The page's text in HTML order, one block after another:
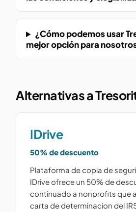
¿Cómo podemos usar
mejor opción para
Alternativas a
IDrive
50% de descuento
Plataforma de copia de
IDrive ofrece un 50% de
continuado a nonprofits que
carta de determinacion del